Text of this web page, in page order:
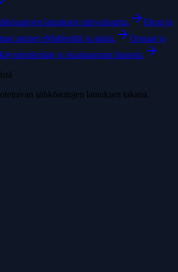
latauksen tulevaisuutta.
Blogi ja
uutiset eMableriltä ja alalta.
Oppaat ja
ja skaalaamaan latausta.
sähköautojen latauksen takana.